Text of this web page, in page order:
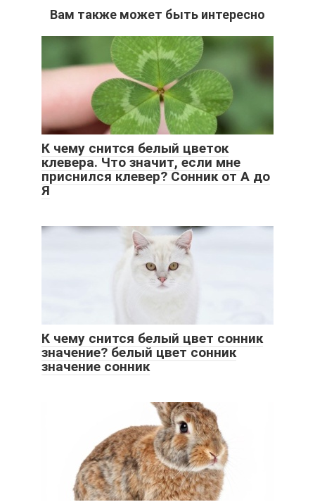
Вам также может быть интересно
К чему снится белый цветок
клевера. Что значит, если мне
приснился клевер? Сонник от А до
Я
К чему снится белый цвет сонник
значение? белый цвет сонник
значение сонник